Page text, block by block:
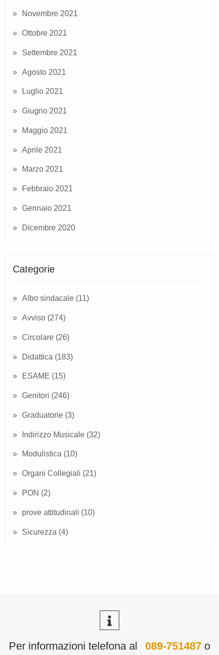
Novembre 2021
Ottobre 2021
Settembre 2021
Agosto 2021
Luglio 2021
Giugno 2021
Maggio 2021
Aprile 2021
Marzo 2021
Febbraio 2021
Gennaio 2021
Dicembre 2020
Categorie
Albo sindacale (11)
Avviso (274)
Circolare (26)
Didattica (183)
ESAME (15)
Genitori (246)
Graduatorie (3)
Indirizzo Musicale (32)
Modulistica (10)
Organi Collegiali (21)
PON (2)
prove attitudinali (10)
Sicurezza (4)
Per informazioni telefona al 089-751487 o